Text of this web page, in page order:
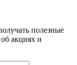
полезные
акциях и